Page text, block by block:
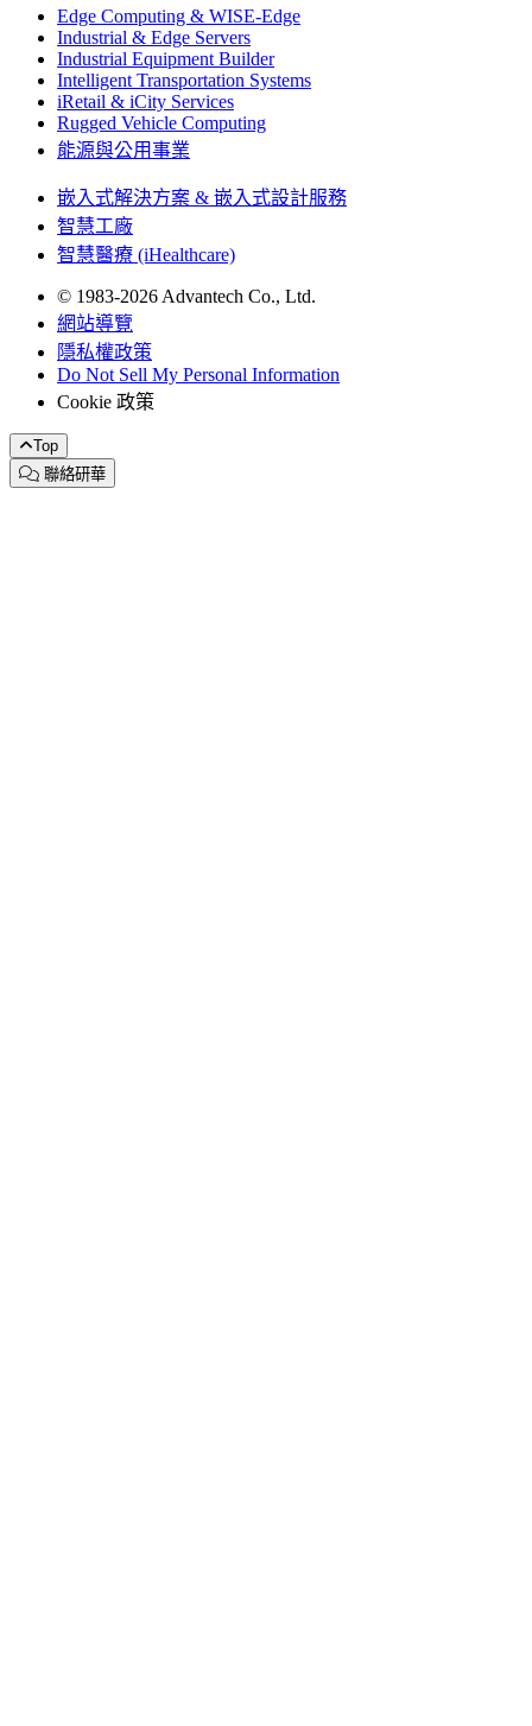
Edge Computing & WISE-Edge
Industrial & Edge Servers
Industrial Equipment Builder
Intelligent Transportation Systems
iRetail & iCity Services
Rugged Vehicle Computing
能源與公用事業
嵌入式解決方案 & 嵌入式設計服務
智慧工廠
智慧醫療 (iHealthcare)
© 1983-2026 Advantech Co., Ltd.
網站導覽
隱私權政策
Do Not Sell My Personal Information
Cookie 政策
Top
聯絡研華